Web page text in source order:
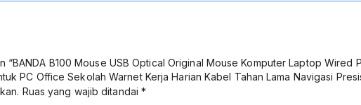
B100 Mouse USB Optical Original Mouse Komputer Laptop Wired
PC Office Sekolah Warnet Kerja Harian Kabel Tahan Lama Navigasi
Ruas yang wajib ditandai*